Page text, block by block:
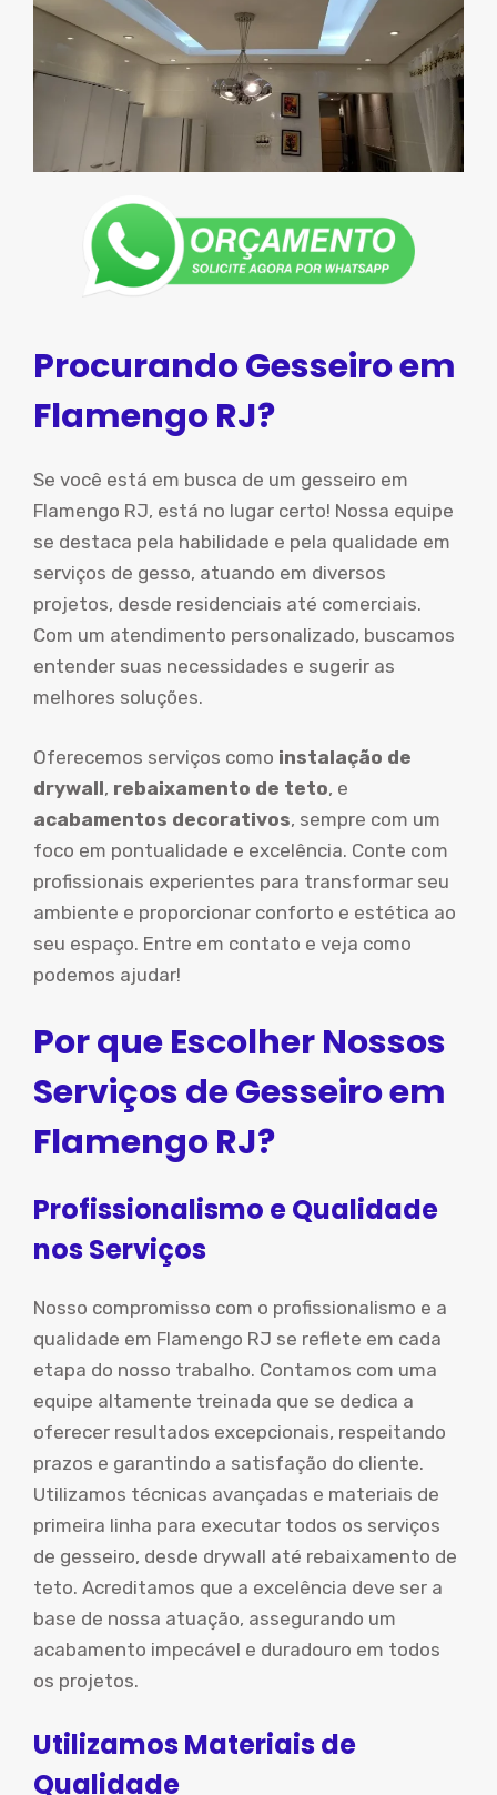
Procurando Gesseiro em
Flamengo RJ?
Se você está em busca de um gesseiro em
Flamengo RJ, está no lugar certo! Nossa equipe
se destaca pela habilidade e pela qualidade em
serviços de gesso, atuando em diversos
projetos, desde residenciais até comerciais.
Com um atendimento personalizado, buscamos
entender suas necessidades e sugerir as
melhores soluções.
Oferecemos serviços como instalação de
drywall, rebaixamento de teto, e
acabamentos decorativos, sempre com um
foco em pontualidade e excelência. Conte com
profissionais experientes para transformar seu
ambiente e proporcionar conforto e estética ao
seu espaço. Entre em contato e veja como
podemos ajudar!
Por que Escolher Nossos
Serviços de Gesseiro em
Flamengo RJ?
Profissionalismo e Qualidade
nos Serviços
Nosso compromisso com o profissionalismo e a
qualidade em Flamengo RJ se reflete em cada
etapa do nosso trabalho. Contamos com uma
equipe altamente treinada que se dedica a
oferecer resultados excepcionais, respeitando
prazos e garantindo a satisfação do cliente.
Utilizamos técnicas avançadas e materiais de
primeira linha para executar todos os serviços
de gesseiro, desde drywall até rebaixamento de
teto. Acreditamos que a excelência deve ser a
base de nossa atuação, assegurando um
acabamento impecável e duradouro em todos
os projetos.
Utilizamos Materiais de
Qualidade